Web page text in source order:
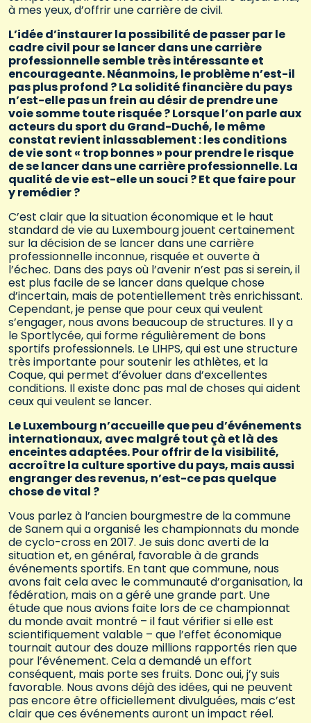
à mes yeux, d’offrir une carrière de civil.
L’idée d’instaurer la possibilité de passer par le
cadre civil pour se lancer dans une carrière
professionnelle semble très intéressante et
encourageante. Néanmoins, le problème n’est-il
pas plus profond ? La solidité financière du pays
n’est-elle pas un frein au désir de prendre une
voie somme toute risquée ? Lorsque l’on parle aux
acteurs du sport du Grand-Duché, le même
constat revient inlassablement : les conditions
de vie sont « trop bonnes » pour prendre le risque
de se lancer dans une carrière professionnelle. La
qualité de vie est-elle un souci ? Et que faire pour
y remédier ?
C’est clair que la situation économique et le haut
standard de vie au Luxembourg jouent certainement
sur la décision de se lancer dans une carrière
professionnelle inconnue, risquée et ouverte à
l’échec. Dans des pays où l’avenir n’est pas si serein, il
est plus facile de se lancer dans quelque chose
d’incertain, mais de potentiellement très enrichissant.
Cependant, je pense que pour ceux qui veulent
s’engager, nous avons beaucoup de structures. Il y a
le Sportlycée, qui forme régulièrement de bons
sportifs professionnels. Le LIHPS, qui est une structure
très importante pour soutenir les athlètes, et la
Coque, qui permet d’évoluer dans d’excellentes
conditions. Il existe donc pas mal de choses qui aident
ceux qui veulent se lancer.
Le Luxembourg n’accueille que peu d’événements
internationaux, avec malgré tout çà et là des
enceintes adaptées. Pour offrir de la visibilité,
accroître la culture sportive du pays, mais aussi
engranger des revenus, n’est-ce pas quelque
chose de vital ?
Vous parlez à l’ancien bourgmestre de la commune
de Sanem qui a organisé les championnats du monde
de cyclo-cross en 2017. Je suis donc averti de la
situation et, en général, favorable à de grands
événements sportifs. En tant que commune, nous
avons fait cela avec le communauté d’organisation, la
fédération, mais on a géré une grande part. Une
étude que nous avions faite lors de ce championnat
du monde avait montré – il faut vérifier si elle est
scientifiquement valable – que l’effet économique
tournait autour des douze millions rapportés rien que
pour l’événement. Cela a demandé un effort
conséquent, mais porte ses fruits. Donc oui, j’y suis
favorable. Nous avons déjà des idées, qui ne peuvent
pas encore être officiellement divulguées, mais c’est
clair que ces événements auront un impact réel.